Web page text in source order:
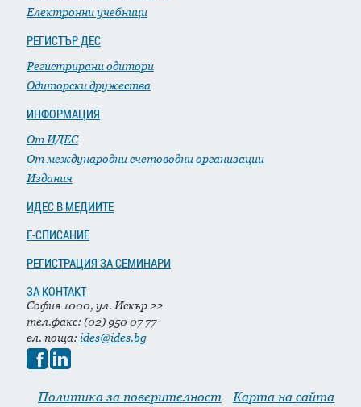
Електронни учебници
РЕГИСТЪР ДЕС
Регистрирани одитори
Одиторски дружества
ИНФОРМАЦИЯ
От ИДЕС
От международни счетоводни организации
Издания
ИДЕС В МЕДИИТЕ
Е-СПИСАНИЕ
РЕГИСТРАЦИЯ ЗА СЕМИНАРИ
ЗА КОНТАКТ
София 1000, ул. Искър 22
тел.факс: (02) 950 07 77
ел. поща: ides@ides.bg
Политика за поверителност Карта на сайта